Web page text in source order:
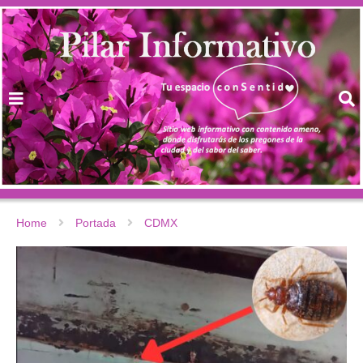
Home Portada CDMX